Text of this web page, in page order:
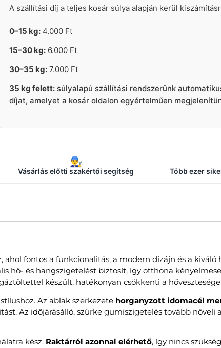
A szállítási díj a teljes kosár súlya alapján kerül
0–15 kg: 4.000 Ft
15–30 kg: 6.000 Ft
30–35 kg: 7.000 Ft
35 kg felett: súlyalapú szállítási rendszerünk
díjat, amelyet a kosár oldalon egyértelműen
👨‍🔧
Vásárlás előtti szakértői segítség Több ezer
fontos a funkcionalitás, a modern dizájn és a kiváló
hő- és hangszigetelést biztosít, így otthona
készült, hatékonyan csökkenti a
Az ablak szerkezete horganyzott idomacél
Az időjárásálló, szürke gumiszigetelés tovább növeli
kész. Raktárról azonnal elérhető, így nincs